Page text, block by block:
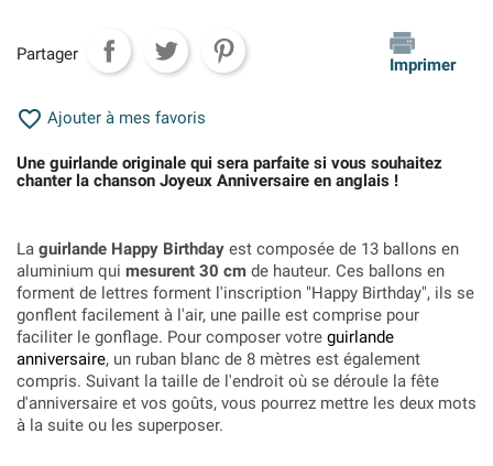
Partager
Imprimer
 Ajouter à mes favoris
Une guirlande originale qui sera parfaite si vous souhaitez
chanter la chanson Joyeux Anniversaire en anglais !
La guirlande Happy Birthday est composée de 13 ballons en
aluminium qui mesurent 30 cm de hauteur. Ces ballons en
forment de lettres forment l'inscription "Happy Birthday", ils se
gonflent facilement à l'air, une paille est comprise pour
faciliter le gonflage. Pour composer votre guirlande
anniversaire, un ruban blanc de 8 mètres est également
compris. Suivant la taille de l'endroit où se déroule la fête
d'anniversaire et vos goûts, vous pourrez mettre les deux mots
à la suite ou les superposer.